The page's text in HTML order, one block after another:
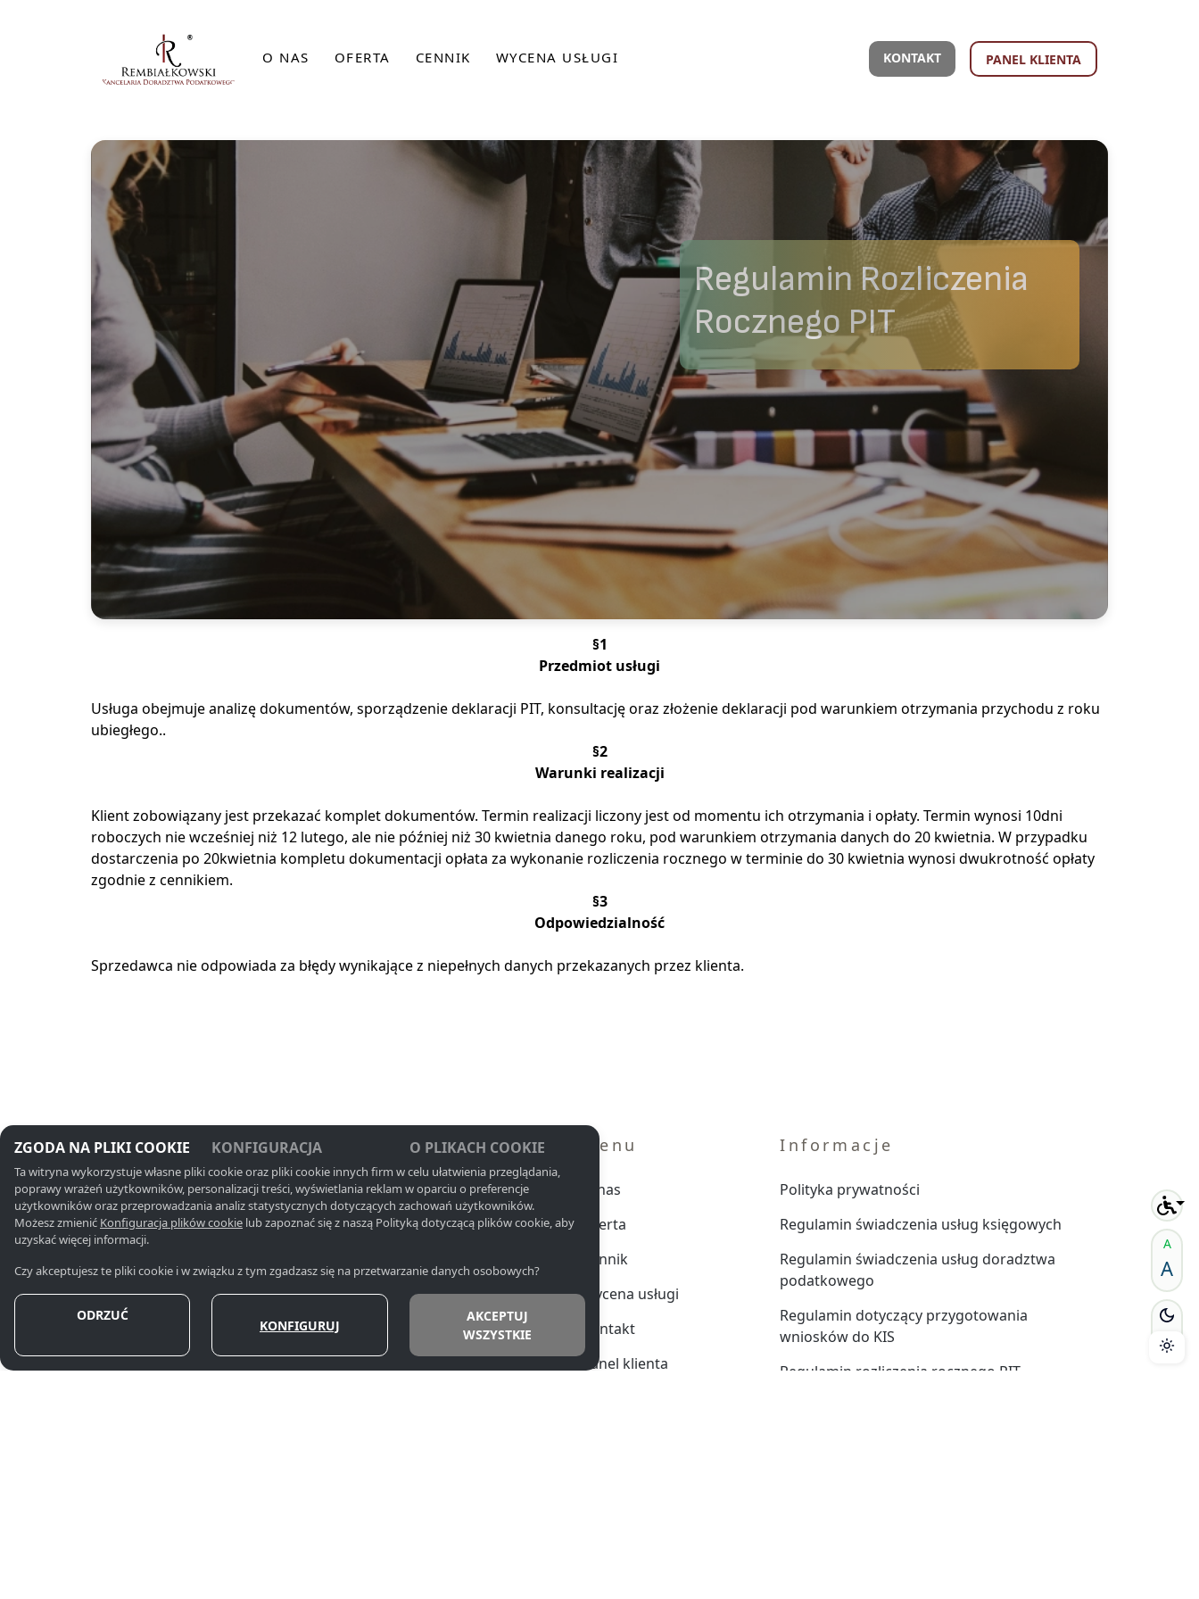
O NAS OFERTA CENNIK WYCENA USŁUGI KONTAKT PANEL KLIENTA
Regulamin Rozliczenia
Rocznego PIT
§1
Przedmiot usługi
Usługa obejmuje analizę dokumentów, sporządzenie deklaracji PIT, konsultację oraz złożenie deklaracji pod warunkiem otrzymania przychodu z roku
ubiegłego..
§2
Warunki realizacji
Klient zobowiązany jest przekazać komplet dokumentów. Termin realizacji liczony jest od momentu ich otrzymania i opłaty. Termin wynosi 10dni
roboczych nie wcześniej niż 12 lutego, ale nie później niż 30 kwietnia danego roku, pod warunkiem otrzymania danych do 20 kwietnia. W przypadku
dostarczenia po 20kwietnia kompletu dokumentacji opłata za wykonanie rozliczenia rocznego w terminie do 30 kwietnia wynosi dwukrotność opłaty
zgodnie z cennikiem.
§3
Odpowiedzialność
Sprzedawca nie odpowiada za błędy wynikające z niepełnych danych przekazanych przez klienta.
ZOBACZ NA MAPIE
Kontakt
+48 519 420 793, +48 600
074 064, +48 690 327 393,
550 022
biuro@partnerzy.net,
kancelaria@partnerzy.net,
partnerzy@partnerzy.net
Menu
O nas
Oferta
Cennik
Wycena usługi
Kontakt
Panel klienta
Informacje
Polityka prywatności
Regulamin świadczenia usług księgowych
Regulamin świadczenia usług doradztwa
podatkowego
Regulamin dotyczący przygotowania
wniosków do KIS
Regulamin rozliczenia rocznego PIT
A
A
ZGODA NA PLIKI COOKIE KONFIGURACJA O PLIKACH COOKIE
Ta witryna wykorzystuje własne pliki cookie oraz pliki cookie innych firm w celu ułatwienia przeglądania,
poprawy wrażeń użytkowników, personalizacji treści, wyświetlania reklam w oparciu o preferencje
użytkowników oraz przeprowadzania analiz statystycznych dotyczących zachowań użytkowników.
Możesz zmienić Konfiguracja plików cookie lub zapoznać się z naszą Polityką dotyczącą plików cookie, aby
uzyskać więcej informacji.
Czy akceptujesz te pliki cookie i w związku z tym zgadzasz się na przetwarzanie danych osobowych?
ODRZUĆ
KONFIGURUJ
AKCEPTUJ
WSZYSTKIE